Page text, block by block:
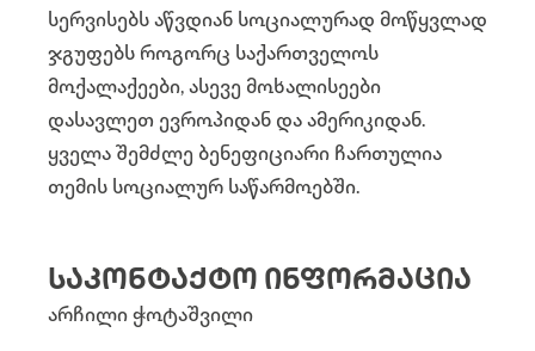
სერვისებს აწვდიან სოციალურად მოწყვლად
ჯგუფებს როგორც საქართველოს
მოქალაქეები, ასევე მოხალისეები
დასავლეთ ევროპიდან და ამერიკიდან.
ყველა შემძლე ბენეფიციარი ჩართულია
თემის სოციალურ საწარმოებში.
ᲡᲐᲙᲝᲜᲢᲐᲥᲢᲝ ᲘᲜᲤᲝᲠᲛᲐᲪᲘᲐ
არჩილი ჭოტაშვილი